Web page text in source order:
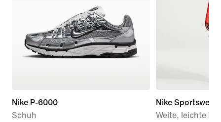
Nike P-6000
Schuh
Nike Sportswear
Weite, leichte